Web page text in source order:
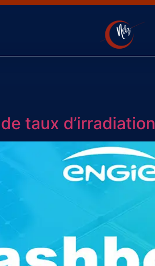
taux d’irradiation